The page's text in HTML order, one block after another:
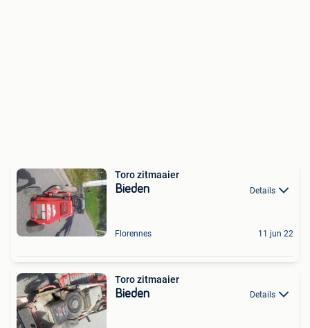
Toro zitmaaier
Bieden Details
Florennes 11 jun 22
Toro zitmaaier
Bieden Details